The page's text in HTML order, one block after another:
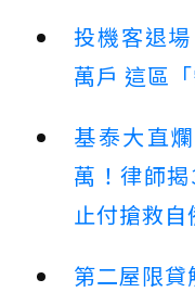
投機客退
萬戶 這區
基泰大直
萬！律師
止付搶救自
第二屋限